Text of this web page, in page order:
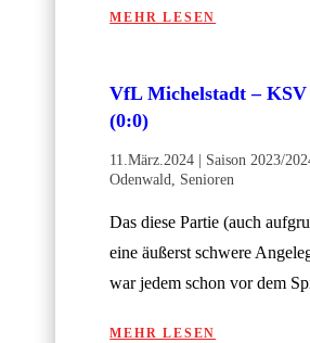
MEHR LESEN
VfL Michelstadt – KSV
(0:0)
11.März.2024 Saison 2023/
Odenwald, Senioren
Das diese Partie (auch
eine äußerst schwere
war jedem schon vor dem
MEHR LESEN